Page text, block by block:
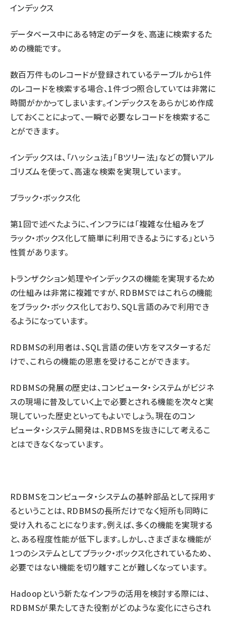
インデックス
データベース中にある特定のデータを、高速に検索するた
めの機能です。
数百万件ものレコードが登録されているテーブルから1件
のレコードを検索する場合、1件づつ照合していては非常に
時間がかかってしまいます。インデックスをあらかじめ作成
しておくことによって、一瞬で必要なレコードを検索するこ
とができます。
インデックスは、「ハッシュ法」「Bツリー法」などの賢いアル
ゴリズムを使って、高速な検索を実現しています。
ブラック・ボックス化
第1回で述べたように、インフラには「複雑な仕組みをブ
ラック・ボックス化して簡単に利用できるようにする」という
性質があります。
トランザクション処理やインデックスの機能を実現するため
の仕組みは非常に複雑ですが、RDBMSではこれらの機能
をブラック・ボックス化しており、SQL言語のみで利用でき
るようになっています。
RDBMSの利用者は、SQL言語の使い方をマスターするだ
けで、これらの機能の恩恵を受けることができます。
RDBMSの発展の歴史は、コンピュータ・システムがビジネ
スの現場に普及していく上で必要とされる機能を次々と実
現していった歴史といってもよいでしょう。現在のコン
ピュータ・システム開発は、RDBMSを抜きにして考えるこ
とはできなくなっています。
RDBMSをコンピュータ・システムの基幹部品として採用す
るということは、RDBMSの長所だけでなく短所も同時に
受け入れることになります。例えば、多くの機能を実現する
と、ある程度性能が低下します。しかし、さまざまな機能が
1つのシステムとしてブラック・ボックス化されているため、
必要ではない機能を切り離すことが難しくなっています。
Hadoopという新たなインフラの活用を検討する際には、
RDBMSが果たしてきた役割がどのような変化にさらされ